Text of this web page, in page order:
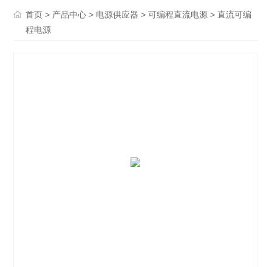
首页 > 产品中心 > 电源供应器 >可编程直流电源 > 直流可编
程电源